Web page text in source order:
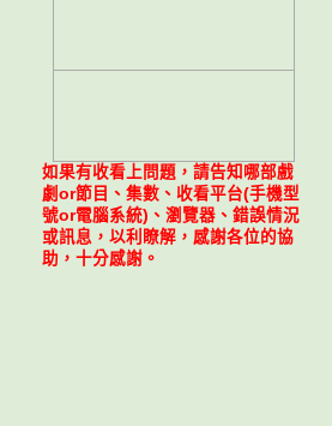
如果有收看上問題，請告知哪部戲
劇or節目、集數、收看平台(手機型
號or電腦系統)、瀏覽器、錯誤情況
或訊息，以利瞭解，感謝各位的協
助，十分感謝。